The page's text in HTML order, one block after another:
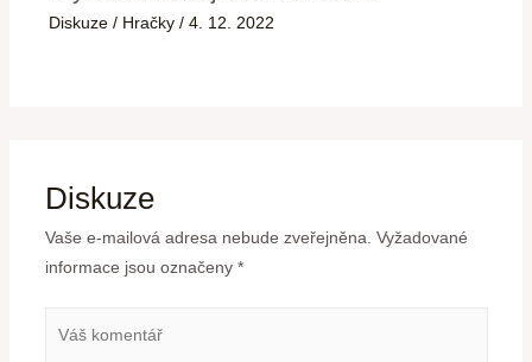
Diskuze / Hračky /4. 12. 2022
Diskuze
Vaše e-mailová adresa nebude zveřejněna. Vyžadované
informace jsou označeny *